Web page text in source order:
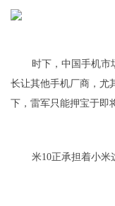
时下，中国手机市
长让其他手机厂商，尤
下，雷军只能押宝于即
米10正承担着小米